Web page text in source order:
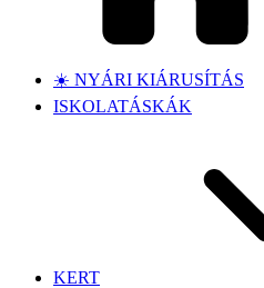
☀️ NYÁRI KIÁRUSÍTÁS
ISKOLATÁSKÁK
KERT